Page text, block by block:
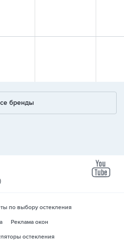
бренды
по выбору остекления
Реклама окон
остекления